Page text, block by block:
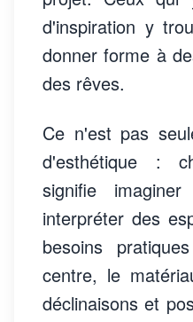
d'inspiration y
donner forme à
des rêves.
Ce n'est pas
d'esthétique :
signifie
interpréter des
besoins
centre, le
déclinaisons et